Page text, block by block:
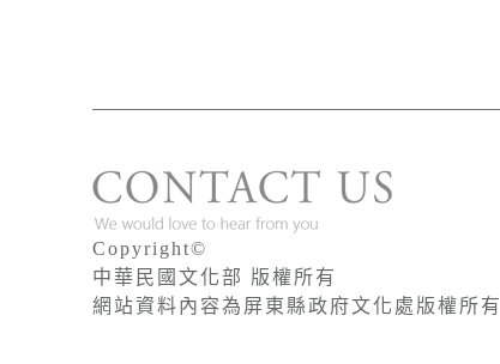
Copyright©
中華民國文化部 版權所有
網站資料內容為屏東縣政府文化處版權所有